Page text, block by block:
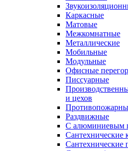
Каркасные
Матовые
Межкомнатные
Металлические
Мобильные
Модульные
Офисные
Писсуарные
и цехов
Раздвижные
С алюминиевым
Сантехнические
Сантехнические